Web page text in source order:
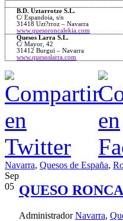
B.D. Uztarrotze S.L.
C/ Espandoia, s/n
31418 Uzt?rroz – Navarra
www.quesoroncalekia.com
Quesos Larra S.L.
C/ Mayor, 42
31412 Burgui – Navarra
www.quesoslarra.com
Navarra, Quesos de España,
Sep
05 QUESO
Administrador Navarra,